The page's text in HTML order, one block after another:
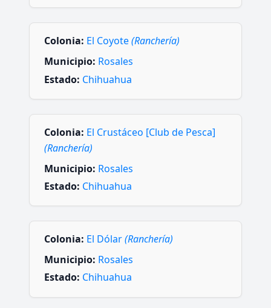
Colonia: El Coyote(Ranchería)
Municipio: Rosales
Estado: Chihuahua
Colonia: El Crustáceo [Club de Pesca]
(Ranchería)
Municipio: Rosales
Estado: Chihuahua
Colonia: El Dólar(Ranchería)
Municipio: Rosales
Estado: Chihuahua